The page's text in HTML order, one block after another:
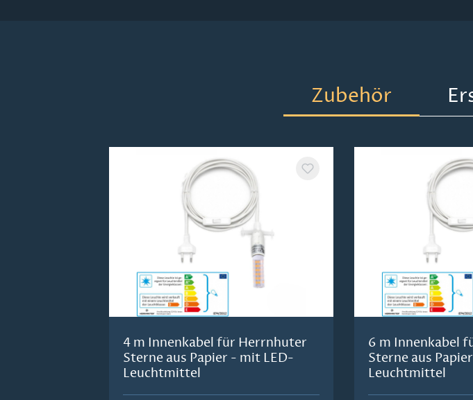
Zubehör
4 m Innenkabel für Herrnhuter
Sterne aus Papier - mit LED-
Leuchtmittel
6 m Innenkabel
Sterne aus
Leuchtmittel